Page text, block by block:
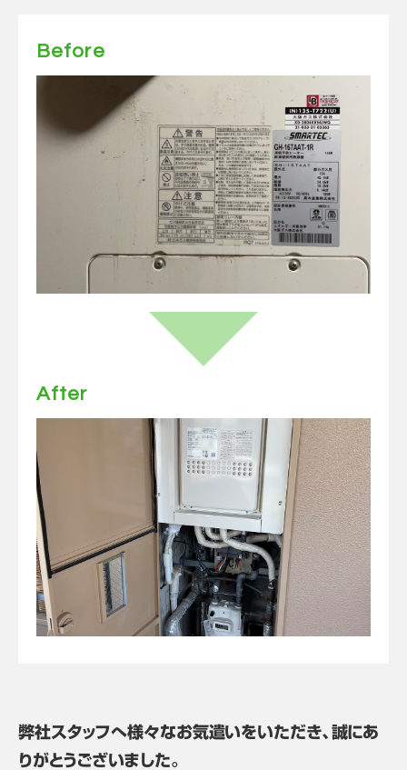
Before
After
弊社スタッフへ様々なお気遣いをいただき、誠にあ
りがとうございました。